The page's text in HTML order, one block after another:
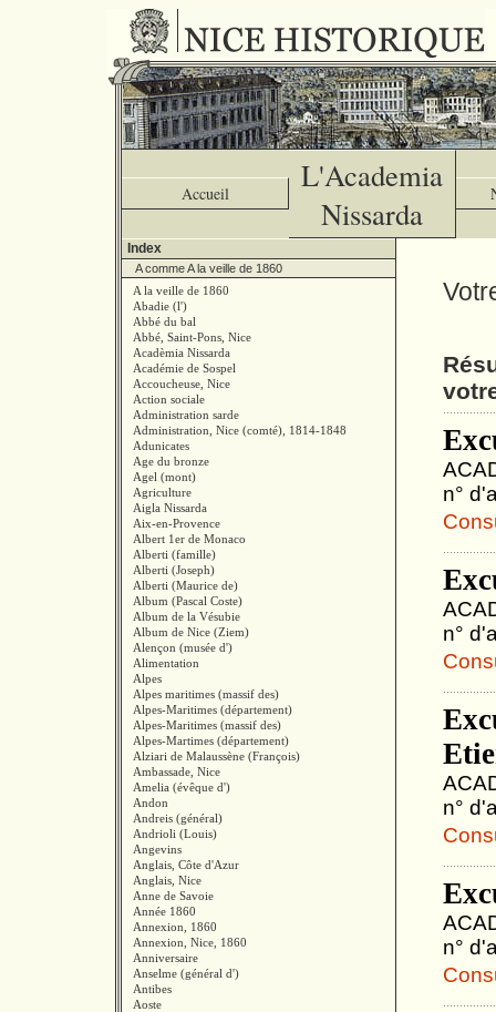
Accueil
L'Academia
Nissarda
Index
A comme A la veille de 1860
A la veille de 1860
Abadie (l')
Abbé du bal
Abbé, Saint-Pons, Nice
Acadèmia Nissarda
Académie de Sospel
Accoucheuse, Nice
Action sociale
Administration sarde
Administration, Nice (comté), 1814-1848
Adunicates
Age du bronze
Agel (mont)
Agriculture
Aigla Nissarda
Aix-en-Provence
Albert 1er de Monaco
Alberti (famille)
Alberti (Joseph)
Alberti (Maurice de)
Album (Pascal Coste)
Album de la Vésubie
Album de Nice (Ziem)
Alençon (musée d')
Alimentation
Alpes
Alpes maritimes (massif des)
Alpes-Maritimes (département)
Alpes-Maritimes (massif des)
Alpes-Martimes (département)
Alziari de Malaussène (François)
Ambassade, Nice
Amelia (évêque d')
Andon
Andreis (général)
Andrioli (Louis)
Angevins
Anglais, Côte d'Azur
Anglais, Nice
Anne de Savoie
Année 1860
Annexion, 1860
Annexion, Nice, 1860
Anniversaire
Anselme (général d')
Antibes
Aoste
n°
n°
n°
n°